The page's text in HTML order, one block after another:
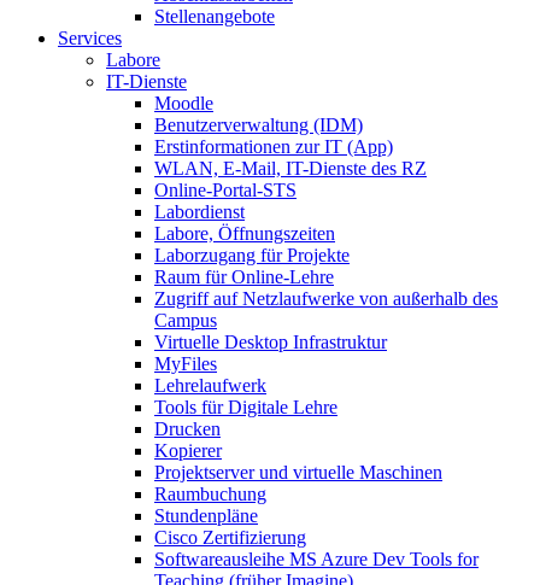
Stellenangebote
Services
Labore
IT-Dienste
Moodle
Benutzerverwaltung (IDM)
Erstinformationen zur IT (App)
WLAN, E-Mail, IT-Dienste des RZ
Online-Portal-STS
Labordienst
Labore, Öffnungszeiten
Laborzugang für Projekte
Raum für Online-Lehre
Zugriff auf Netzlaufwerke von außerhalb des
Campus
Virtuelle Desktop Infrastruktur
MyFiles
Lehrelaufwerk
Tools für Digitale Lehre
Drucken
Kopierer
Projektserver und virtuelle Maschinen
Raumbuchung
Stundenpläne
Cisco Zertifizierung
Softwareausleihe MS Azure Dev Tools for
Teaching (früher Imagine)